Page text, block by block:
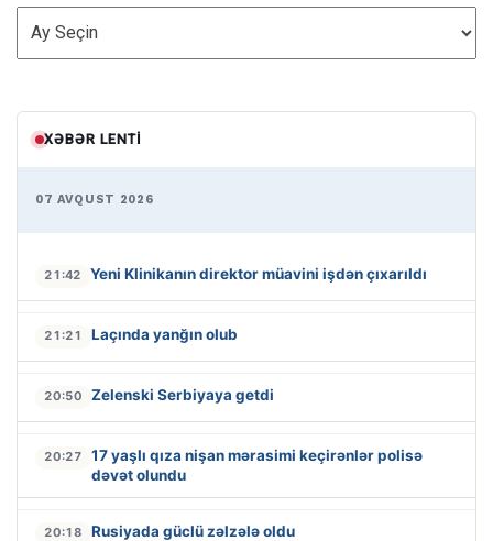
ARXİV
XƏBƏR LENTI
07 AVQUST 2026
21:42 Yeni Klinikanın direktor müavini işdən çıxarıldı
21:21 Laçında yanğın olub
20:50 Zelenski Serbiyaya getdi
20:27
17 yaşlı qıza nişan mərasimi keçirənlər polisə
dəvət olundu
20:18 Rusiyada güclü zəlzələ oldu